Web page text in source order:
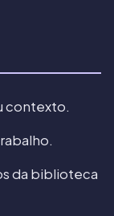
contexto.
da biblioteca